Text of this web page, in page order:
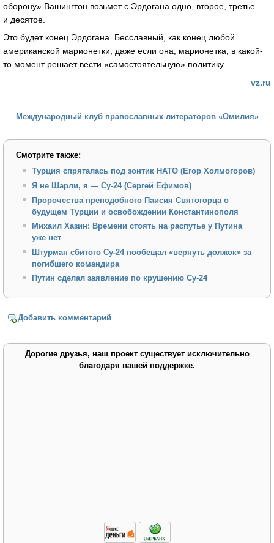
оборону» Вашингтон возьмет с Эрдогана одно, второе, третье
и десятое.
Это будет конец Эрдогана. Бесславный, как конец любой
американской марионетки, даже если она, марионетка, в какой-
то момент решает вести «самостоятельную» политику.
vz.ru
Международный клуб православных литераторов «Омилия»
Смотрите также:
Турция спряталась под зонтик НАТО (Егор Холмогоров)
Я не Шарли, я — Су-24 (Сергей Ефимов)
Пророчества преподобного Паисия Святогорца о
будущем Турции и освобождении Константинополя
Михаил Хазин: Времени стоять на распутье у Путина
уже нет
Штурман сбитого Су-24 пообещал «вернуть должок» за
погибшего командира
Путин сделал заявление по крушению Су-24
Добавить комментарий
Дорогие друзья, наш проект существует исключительно
благодаря вашей поддержке.